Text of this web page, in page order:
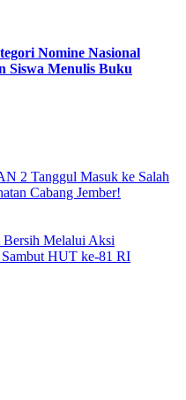
Nomine Nasional
Siswa Menulis Buku
2 Tanggul Masuk ke Salah
Cabang Jember!
Bersih Melalui Aksi
HUT ke-81 RI